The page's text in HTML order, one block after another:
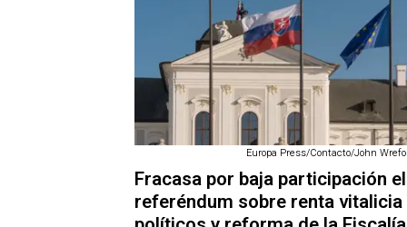
Europa Press/Contacto/John
Fracasa por baja participación el
referéndum sobre renta vitalicia